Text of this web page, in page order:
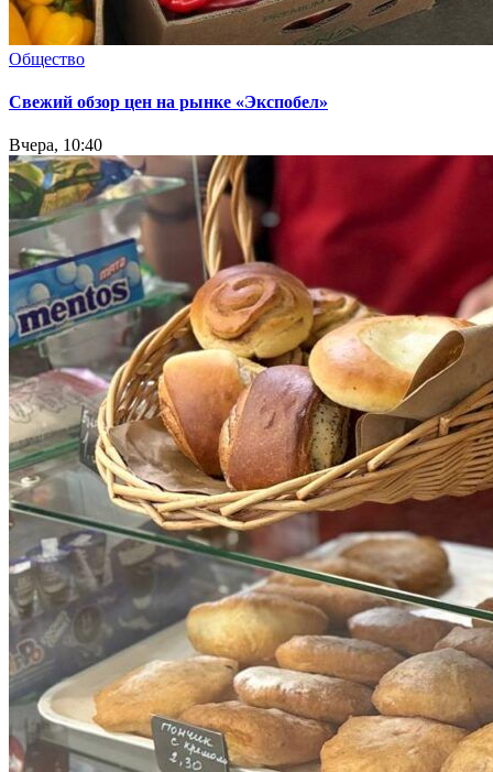
Общество
Свежий обзор цен на рынке «Экспобел»
Вчера, 10:40